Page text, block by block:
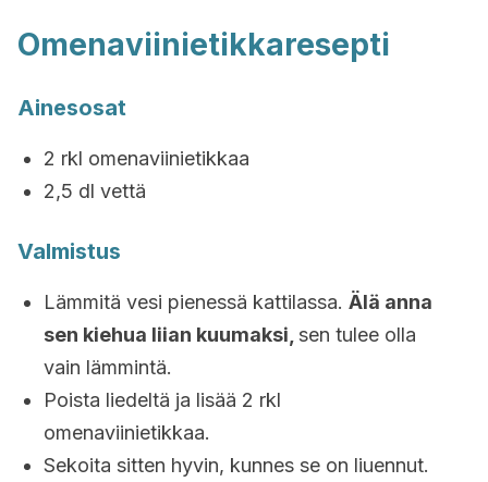
Omenaviinietikkaresepti
Ainesosat
2 rkl omenaviinietikkaa
2,5 dl vettä
Valmistus
Lämmitä vesi pienessä kattilassa. Älä anna
sen kiehua liian kuumaksi, sen tulee olla
vain lämmintä.
Poista liedeltä ja lisää 2 rkl
omenaviinietikkaa.
Sekoita sitten hyvin, kunnes se on liuennut.